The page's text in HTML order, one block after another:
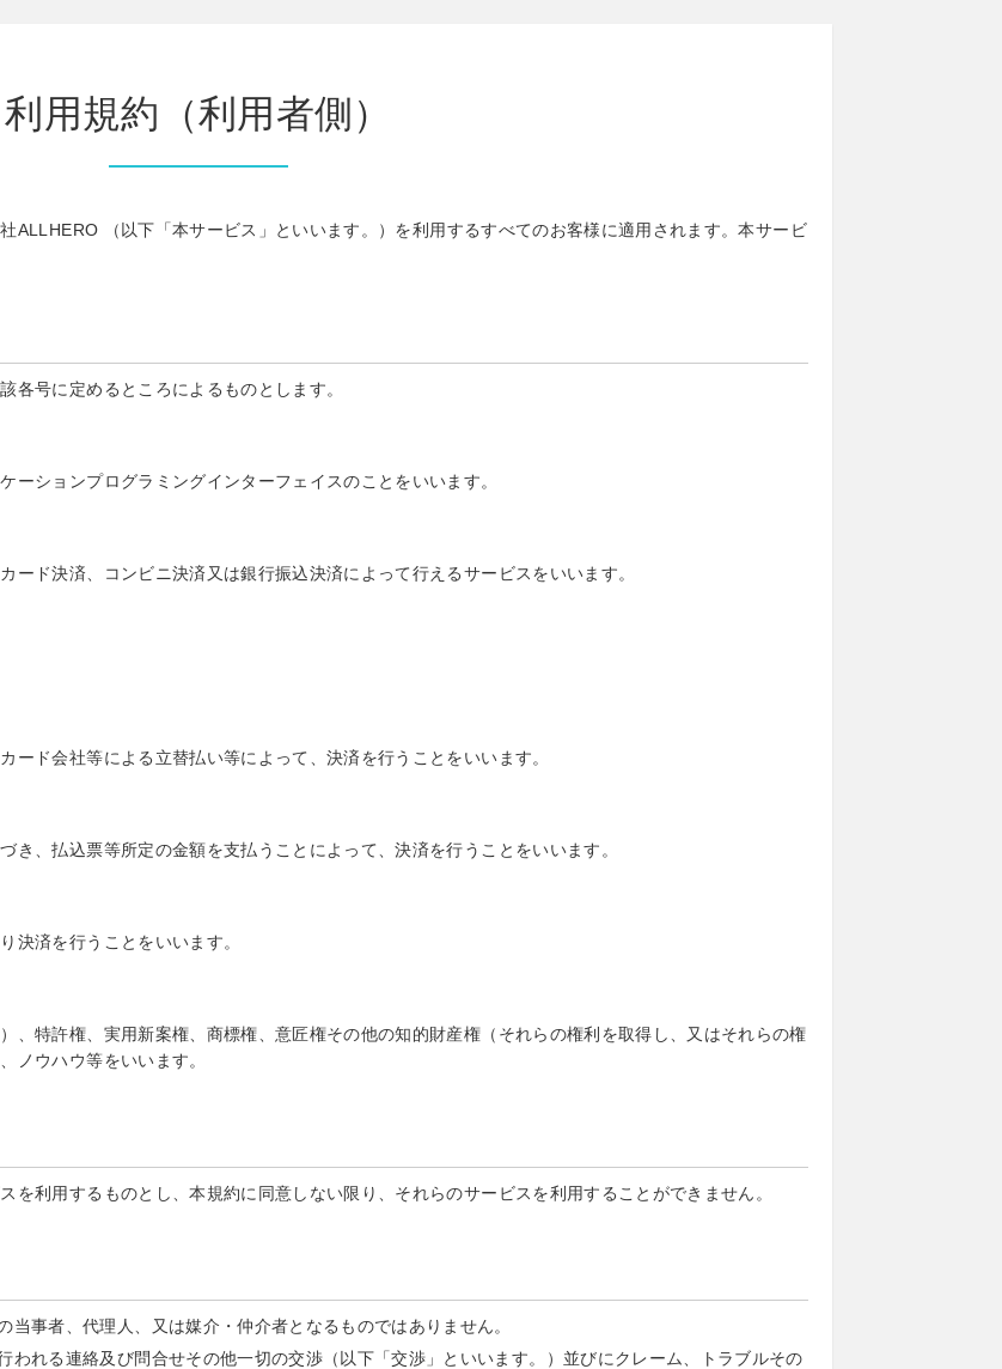
利用規約（利用者側）
ALLHERO （以下「本サービス」といいます。）を利用するすべてのお客様に適用されます。本サービ
各号に定めるところによるものとします。
ションプログラミングインターフェイスのことをいいます。
ード決済、コンビニ決済又は銀行振込決済によって行えるサービスをいいます。
ード会社等による立替払い等によって、決済を行うことをいいます。
き、払込票等所定の金額を支払うことによって、決済を行うことをいいます。
決済を行うことをいいます。
、特許権、実用新案権、商標権、意匠権その他の知的財産権（それらの権利を取得し、又はそれらの権
ノウハウ等をいいます。
を利用するものとし、本規約に同意しない限り、それらのサービスを利用することができません。
事者、代理人、又は媒介・仲介者となるものではありません。
われる連絡及び問合せその他一切の交渉（以下「交渉」といいます。）並びにクレーム、トラブルその